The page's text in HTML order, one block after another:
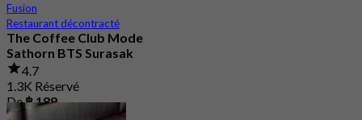
Fusion
Restaurant décontracté
The Coffee Club Mode
Sathorn BTS Surasak
4.7
1.3K Réservé
De฿ 189